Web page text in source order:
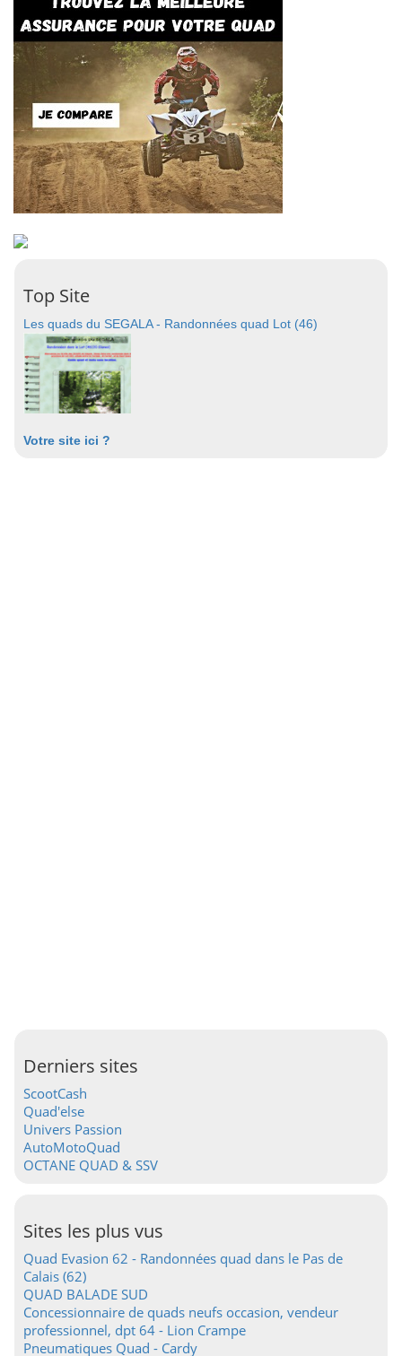
Top Site
Les quads du SEGALA - Randonnées quad Lot (46)
Votre site ici ?
Derniers sites
ScootCash
Quad'else
Univers Passion
AutoMotoQuad
OCTANE QUAD & SSV
Sites les plus vus
Quad Evasion 62 - Randonnées quad dans le Pas de
Calais (62)
QUAD BALADE SUD
Concessionnaire de quads neufs occasion, vendeur
professionnel, dpt 64 - Lion Crampe
Pneumatiques Quad - Cardy